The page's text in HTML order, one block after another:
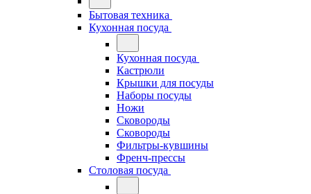
Бытовая техника
Кухонная посуда
Кухонная посуда
Кастрюли
Крышки для посуды
Наборы посуды
Ножи
Сковороды
Сковороды
Фильтры-кувшины
Френч-прессы
Столовая посуда